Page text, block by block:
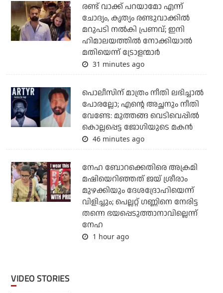
രണ്ട് വാക്ക് പറയാമോ എന്ന്
ചോദ്യം, കൃത്യം രണ്ടുവാക്കില്‍
മറുപടി നല്‍കി പ്രണവ്; ഇനി
ഹിമാലയത്തില്‍ നോക്കിയാല്‍
മതിയെന്ന് ട്രോളന്മാര്‍
31 minutes ago
പൊലീസിന് മാത്രം നീതി ലഭിച്ചാല്‍
പോരല്ലോ; എന്റെ അച്ഛനും നീതി
വേണ്ടേ: മുത്തങ്ങ വെടിവെപ്പില്‍
കൊല്ലപ്പെട്ട ജോഗിയുടെ മകന്‍
46 minutes ago
നേഹ ബോറക്കെതിരെ അക്രമി
മഷിയെറിഞ്ഞത് ജയ് ശ്രീരാം
മുഴക്കിയും ദേശദ്രോഹിയെന്ന്
വിളിച്ചും; പെല്ലറ്റ് ഗണ്ണിനെ നേരിട്ട
തന്നെ ഭയപ്പെടുത്താനാവില്ലെന്ന്
നേഹ
1 hour ago
VIDEO STORIES